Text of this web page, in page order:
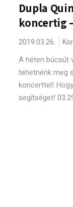
Dupla
koncertig
2019.03.26.
A héten búcsút
tehetnénk meg
koncerttel!
segítséget!